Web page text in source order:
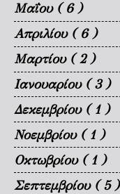
Μαΐου ( 6 )
Απριλίου ( 6 )
Μαρτίου ( 2 )
Ιανουαρίου ( 3 )
Δεκεμβρίου ( 1 )
Νοεμβρίου ( 1 )
Οκτωβρίου ( 1 )
Σεπτεμβρίου ( 5 )